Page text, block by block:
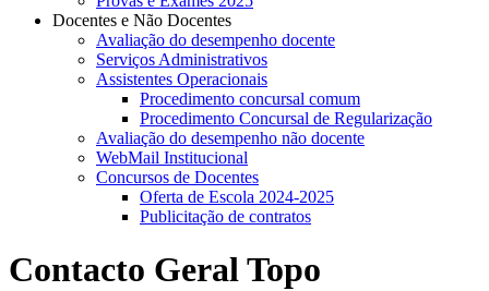
Docentes e Não Docentes
Avaliação do desempenho docente
Serviços Administrativos
Assistentes Operacionais
Procedimento concursal comum
Procedimento Concursal de Regularização
Avaliação do desempenho não docente
WebMail Institucional
Concursos de Docentes
Oferta de Escola 2024-2025
Publicitação de contratos
Contacto Geral Topo